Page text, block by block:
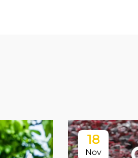
18
Nov